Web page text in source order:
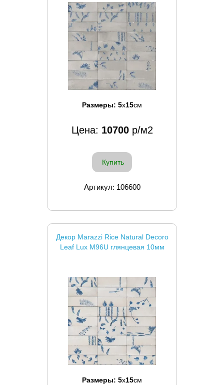
Размеры: 5x15см
Цена: 10700р/м2
Купить
Артикул: 106600
Декор Marazzi Rice Natural Decoro
Leaf Lux M96U глянцевая 10мм
Размеры: 5x15см